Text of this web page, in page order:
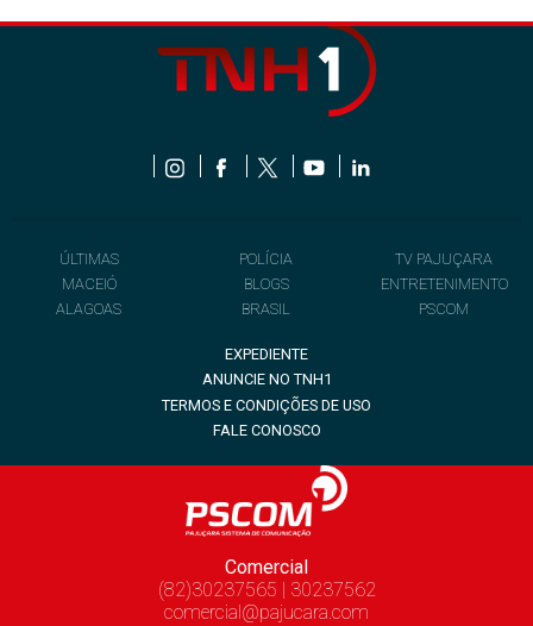
ÚLTIMAS
MACEIÓ
ALAGOAS
POLÍCIA
BLOGS
BRASIL
TV PAJUÇARA
ENTRETENIMENTO
PSCOM
EXPEDIENTE
ANUNCIE NO TNH1
TERMOS E CONDIÇÕES DE USO
FALE CONOSCO
Comercial
(82)30237565 | 30237562
comercial@pajucara.com